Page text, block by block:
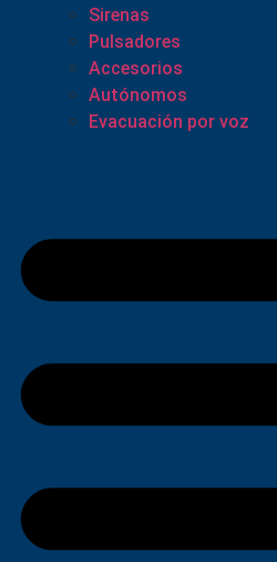
Sirenas
Pulsadores
Accesorios
Autónomos
Evacuación por voz